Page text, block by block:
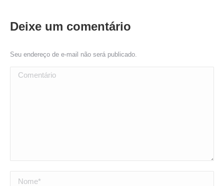
Deixe um comentário
Seu endereço de e-mail não será publicado.
Comentário
Nome *